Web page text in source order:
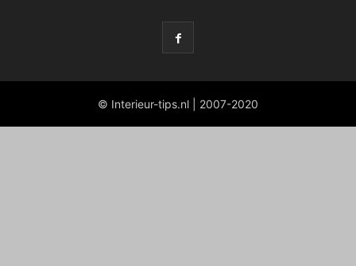
© Interieur-tips.nl | 2007-2020